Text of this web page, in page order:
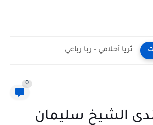
ثريا أحلامي - ربا رباعي
0
ندى الشيخ سليمان